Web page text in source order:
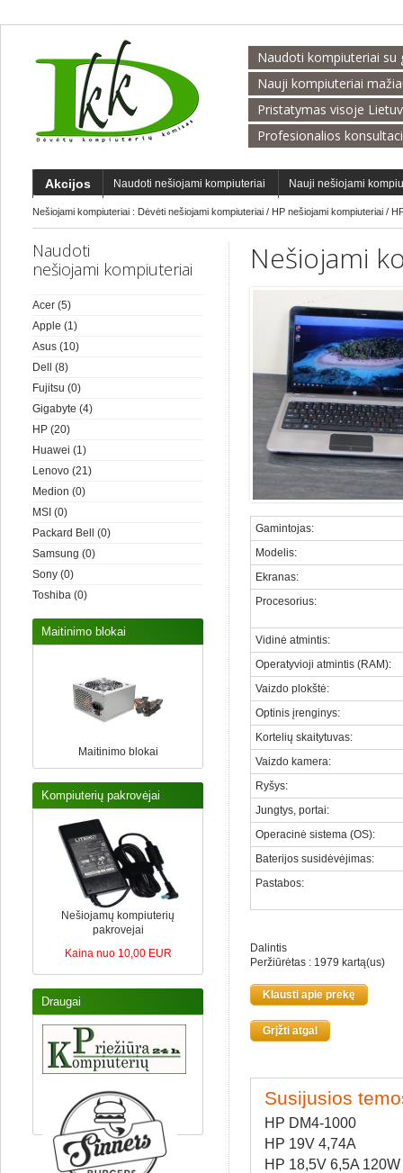
Naudoti kompiuteriai su
Nauji kompiuteriai
Pristatymas visoje
Profesionalios
Akcijos Naudoti nešiojami kompiuteriai Nauji nešiojami
Nešiojami kompiuteriai : Dėvėti nešiojami kompiuteriai / HP nešiojami kompiuteriai /
Naudoti
nešiojami kompiuteriai
Acer (5)
Apple (1)
Asus (10)
Dell
(8)
Fujitsu (0)
Gigabyte (4)
HP (20)
Huawei (1)
Lenovo (21)
Medion (0)
MSI (0)
Packard Bell
(0)
Samsung (0)
Sony (0)
Toshiba (0)
Maitinimo blokai
Maitinimo blokai
Kompiuterių pakrovėjai
Nešiojamų kompiuterių
pakrovejai
Kaina nuo 10,00 EUR
Draugai
Nešiojami
Gamintojas:
Modelis:
Ekranas:
Procesorius:
Vidinė atmintis:
Operatyvioji atmintis (RAM):
Vaizdo plokštė:
Optinis įrenginys:
Kortelių skaitytuvas:
Vaizdo kamera:
Ryšys:
Jungtys, portai:
Operacinė sistema (OS):
Baterijos susidėvėjimas:
Pastabos:
Dalintis
Peržiūrėtas : 1979 kartą(us)
Klausti apie prekę
Grįžti atgal
Susijusios
HP DM4-1000
HP 19V 4,74A
HP 18,5V 6,5A 120W